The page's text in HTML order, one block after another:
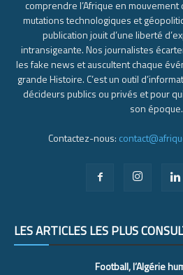
comprendre l’Afrique en
mutations technologiques et
publication jouit d’une liberté
intransigeante. Nos journalistes
les fake news et auscultent chaque
grande Histoire. C’est un outil
décideurs publics ou privés et pour
son époque.
Contactez-nous:
LES ARTICLES LES PLUS
Football, l’Algérie